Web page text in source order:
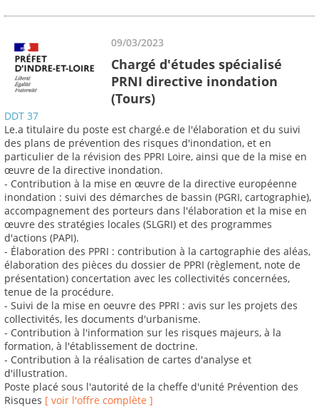
09/03/2023
Chargé d'études spécialisé
PRNI directive inondation
(Tours)
DDT 37
Le.a titulaire du poste est chargé.e de l'élaboration et du suivi
des plans de prévention des risques d'inondation, et en
particulier de la révision des PPRI Loire, ainsi que de la mise en
œuvre de la directive inondation.
- Contribution à la mise en œuvre de la directive européenne
inondation : suivi des démarches de bassin (PGRI, cartographie),
accompagnement des porteurs dans l'élaboration et la mise en
œuvre des stratégies locales (SLGRI) et des programmes
d'actions (PAPI).
- Élaboration des PPRI : contribution à la cartographie des aléas,
élaboration des pièces du dossier de PPRI (règlement, note de
présentation) concertation avec les collectivités concernées,
tenue de la procédure.
- Suivi de la mise en oeuvre des PPRI : avis sur les projets des
collectivités, les documents d'urbanisme.
- Contribution à l'information sur les risques majeurs, à la
formation, à l'établissement de doctrine.
- Contribution à la réalisation de cartes d'analyse et
d'illustration.
Poste placé sous l'autorité de la cheffe d'unité Prévention des
Risques [ voir l'offre complète ]